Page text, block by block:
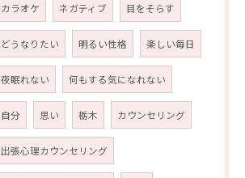
カラオケ ネガティブ 目をそらす
どうなりたい 明るい性格 楽しい毎日
夜眠れない 何もする気になれない
自分 思い 栃木 カウンセリング
出張心理カウンセリング